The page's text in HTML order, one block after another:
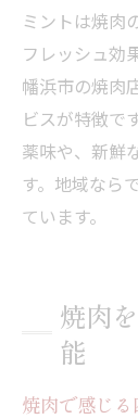
ミントは焼肉
フレッシュ効
幡浜市の焼肉
ビスが特徴で
薬味や、新鮮
す。地域なら
ています。
焼肉
能
焼肉で感じ